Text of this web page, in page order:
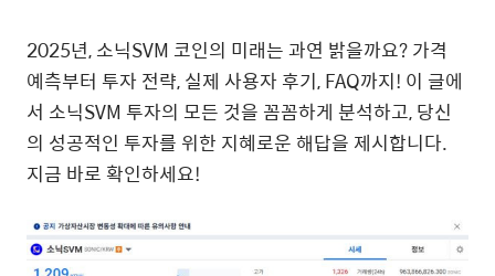
2025년, 소닉SVM 코인의 미래는 과연 밝을까요? 가격
예측부터 투자 전략, 실제 사용자 후기, FAQ까지! 이 글에
서 소닉SVM 투자의 모든 것을 꼼꼼하게 분석하고, 당신
의 성공적인 투자를 위한 지혜로운 해답을 제시합니다.
지금 바로 확인하세요!